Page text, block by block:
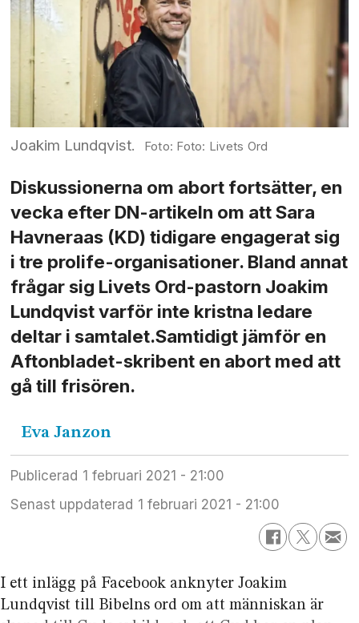
Joakim Lundqvist. Foto: Livets Ord
Diskussionerna om abort fortsätter, en
vecka efter DN-artikeln om att Sara
Havneraas (KD) tidigare engagerat sig
i tre prolife-organisationer. Bland annat
frågar sig Livets Ord-pastorn Joakim
Lundqvist varför inte kristna ledare
deltar i samtalet.Samtidigt jämför en
Aftonbladet-skribent en abort med att
gå till frisören.
Eva Janzon
Publicerad
1 februari 2021 - 21:00
Senast uppdaterad
1 februari 2021 - 21:00
I ett inlägg på Facebook anknyter Joakim
Lundqvist till Bibelns ord om att människan är